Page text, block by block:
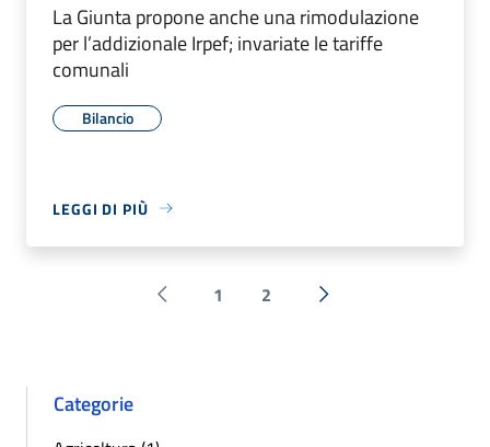
La Giunta propone anche una rimodulazione
per l’addizionale Irpef; invariate le tariffe
comunali
Bilancio
LEGGI DI PIÙ
Pagina precedente
1 2 Successiva »
Categorie